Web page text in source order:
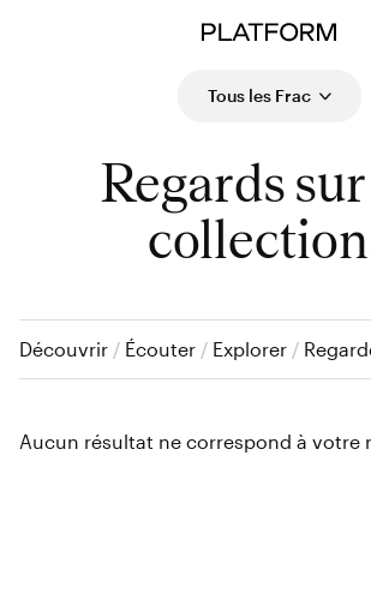
Tous les Frac
Regards
Découvrir / Écouter / Explorer /
Aucun résultat ne correspond à votre